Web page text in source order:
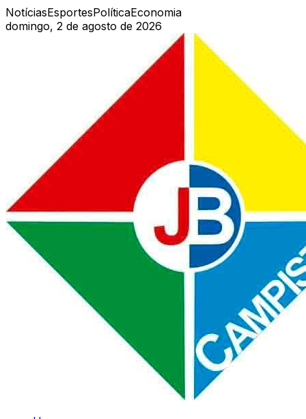
NotíciasEsportesPolíticaEconomia
domingo, 2 de agosto de 2026